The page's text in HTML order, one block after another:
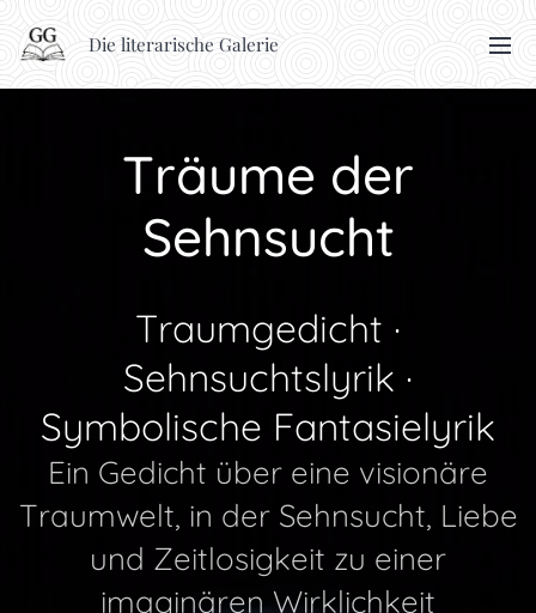
Die literarische Galerie
Träume der
Sehnsucht
Traumgedicht ·
Sehnsuchtslyrik ·
Symbolische Fantasielyrik
Ein Gedicht über eine visionäre
Traumwelt, in der Sehnsucht, Liebe
und Zeitlosigkeit zu einer
imaginären Wirklichkeit